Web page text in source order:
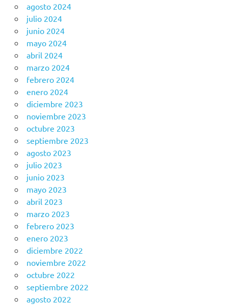
agosto 2024
julio 2024
junio 2024
mayo 2024
abril 2024
marzo 2024
febrero 2024
enero 2024
diciembre 2023
noviembre 2023
octubre 2023
septiembre 2023
agosto 2023
julio 2023
junio 2023
mayo 2023
abril 2023
marzo 2023
febrero 2023
enero 2023
diciembre 2022
noviembre 2022
octubre 2022
septiembre 2022
agosto 2022